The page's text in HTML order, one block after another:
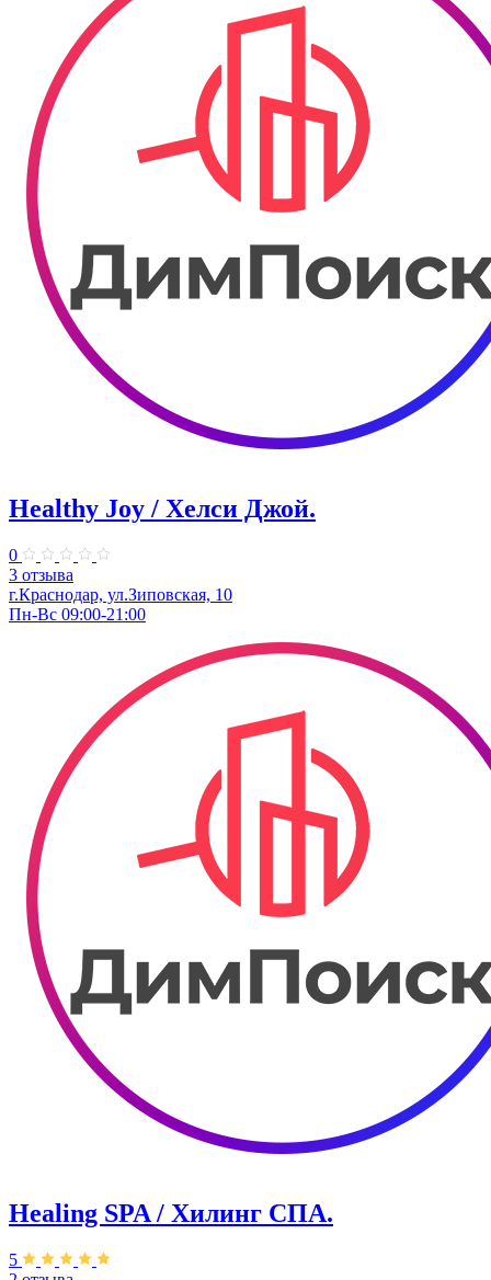
Healthy Joy / Хелси Джой.
0
3 отзыва
г.Краснодар, ул.Зиповская, 10
Пн-Вс 09:00-21:00
Healing SPA / Хилинг СПА.
5